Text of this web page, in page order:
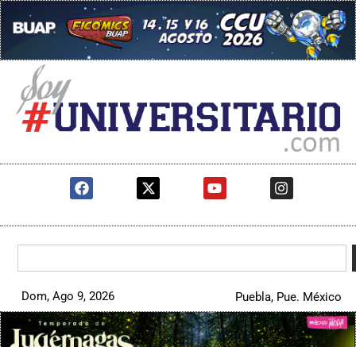
Dom, Ago 9, 2026 Puebla, Pue. México